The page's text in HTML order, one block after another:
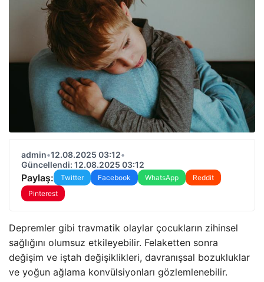
admin•12.08.2025 03:12•
Güncellendi: 12.08.2025 03:12
Paylaş: Twitter Facebook WhatsApp
Reddit
Pinterest
Depremler gibi travmatik olaylar çocukların zihinsel
sağlığını olumsuz etkileyebilir. Felaketten sonra
değişim ve iştah değişiklikleri, davranışsal bozukluklar
ve yoğun ağlama konvülsiyonları gözlemlenebilir.